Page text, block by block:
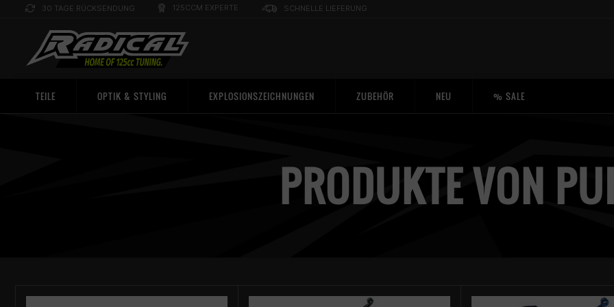
30 TAGE RÜCKSENDUNG 125CCM EXPERTE SCHNELLE LIEFERUNG
TEILE OPTIK & STYLING EXPLOSIONSZEICHNUNGEN ZUBEHÖR NEU % SALE
PRODUKTE VON